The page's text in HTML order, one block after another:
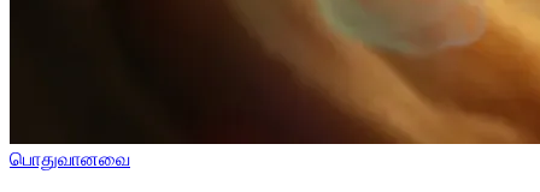
பொதுவானவை